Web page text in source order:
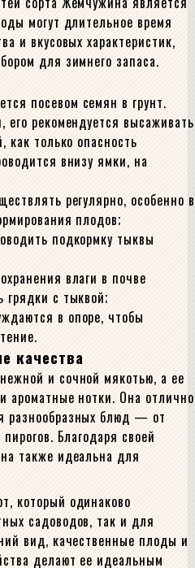
могут длительное время
и вкусовых характеристик,
для зимнего запаса.
посевом семян в грунт.
его рекомендуется высаживать
как только опасность
внизу ямки, на
регулярно, особенно в
плодов;
подкормку тыквы
влаги в почве
грядки с тыквой;
в опоре, чтобы
качества
и сочной мякотью, а ее
ароматные нотки. Она отлично
разнообразных блюд — от
Благодаря своей
также идеальна для
который одинаково
садоводов, так и для
вид, качественные плоды и
делают ее идеальным